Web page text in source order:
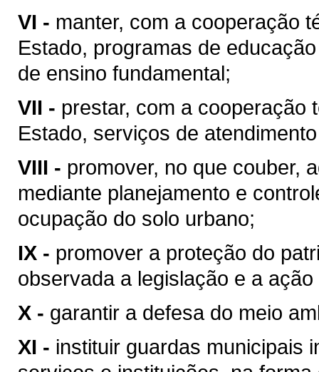
VI - manter, com a cooperação
Estado, programas de
de ensino fundamental;
VII - prestar, com a cooperação
Estado, serviços de
VIII - promover, no que couber,
mediante planejamento e
ocupação do solo urbano;
IX - promover a proteção do
observada a legislação e a
X - garantir a defesa do meio
XI - instituir guardas municipais